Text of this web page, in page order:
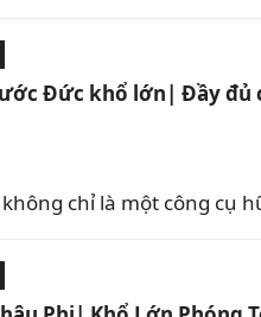
Đức khổ lớn| Đầy đủ
chỉ là một công cụ